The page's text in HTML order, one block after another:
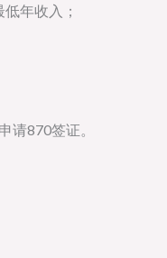
年收入；
请870签证。